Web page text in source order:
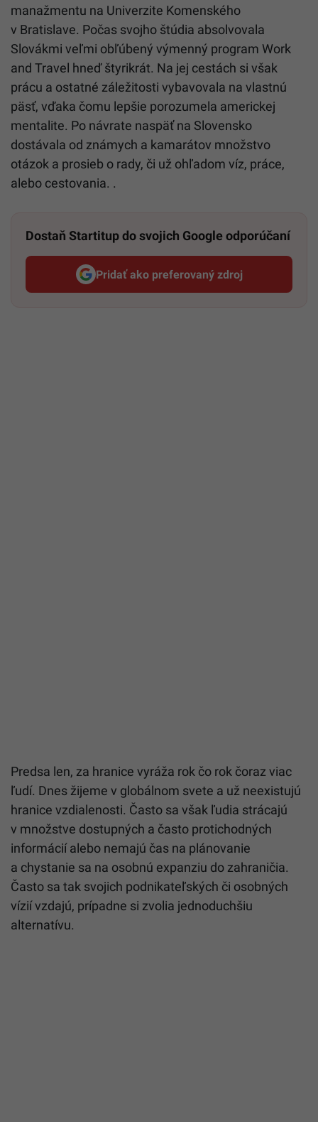
manažmentu na Univerzite Komenského
v Bratislave. Počas svojho štúdia absolvovala
Slovákmi veľmi obľúbený výmenný program Work
and Travel hneď štyrikrát. Na jej cestách si však
prácu a ostatné záležitosti vybavovala na vlastnú
päsť, vďaka čomu lepšie porozumela americkej
mentalite. Po návrate naspäť na Slovensko
dostávala od známych a kamarátov množstvo
otázok a prosieb o rady, či už ohľadom víz, práce,
alebo cestovania. .
Dostaň Startitup do svojich Google odporúčaní
Pridať ako preferovaný zdroj
Startitup, odkaz sa otvorí v
Predsa len, za hranice vyráža rok čo rok čoraz viac
ľudí. Dnes žijeme v globálnom svete a už neexistujú
hranice vzdialenosti. Často sa však ľudia strácajú
v množstve dostupných a často protichodných
informácií alebo nemajú čas na plánovanie
a chystanie sa na osobnú expanziu do zahraničia.
Často sa tak svojich podnikateľských či osobných
vízií vzdajú, prípadne si zvolia jednoduchšiu
alternatívu.